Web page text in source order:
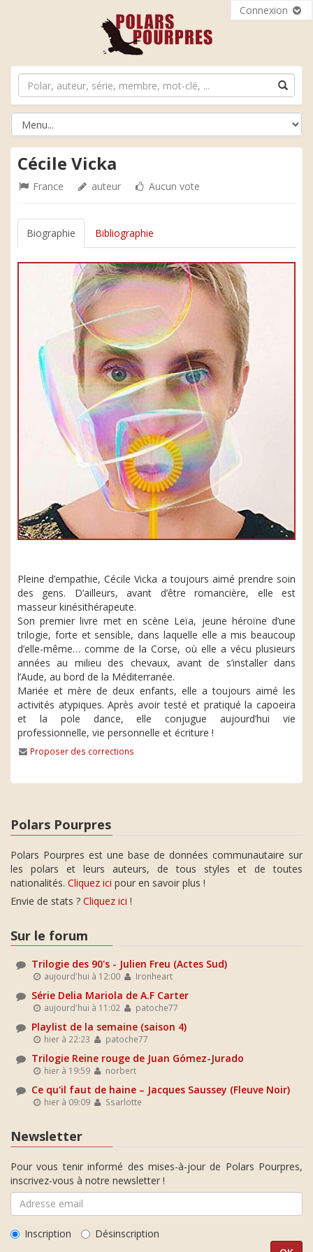
Connexion
Cécile Vicka
France auteur Aucun vote
Biographie Bibliographie
Pleine d’empathie, Cécile Vicka a toujours aimé prendre soin
des gens. D’ailleurs, avant d’être romancière, elle est
masseur kinésithérapeute.
Son premier livre met en scène Leïa, jeune héroïne d’une
trilogie, forte et sensible, dans laquelle elle a mis beaucoup
d’elle-même… comme de la Corse, où elle a vécu plusieurs
années au milieu des chevaux, avant de s’installer dans
l’Aude, au bord de la Méditerranée.
Mariée et mère de deux enfants, elle a toujours aimé les
activités atypiques. Après avoir testé et pratiqué la capoeira
et la pole dance, elle conjugue aujourd’hui vie
professionnelle, vie personnelle et écriture !
Proposer des corrections
Polars Pourpres
Polars Pourpres est une base de données communautaire sur
les polars et leurs auteurs, de tous styles et de toutes
nationalités. Cliquez ici pour en savoir plus !
Envie de stats ? Cliquez ici !
Sur le forum
Trilogie des 90's - Julien Freu (Actes Sud)
aujourd'hui à 12:00 Ironheart
Série Delia Mariola de A.F Carter
aujourd'hui à 11:02 patoche77
Playlist de la semaine (saison 4)
hier à 22:23 patoche77
Trilogie Reine rouge de Juan Gómez-Jurado
hier à 19:59 norbert
Ce qu'il faut de haine – Jacques Saussey (Fleuve Noir)
hier à 09:09 Ssarlotte
Newsletter
Pour vous tenir informé des mises-à-jour de Polars Pourpres,
inscrivez-vous à notre newsletter !
Inscription Désinscription